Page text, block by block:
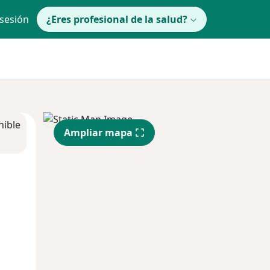
¿Eres profesional de la salud?
Ampliar mapa